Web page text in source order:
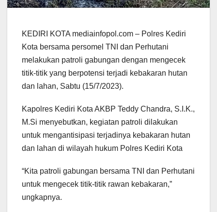
KEDIRI KOTA mediainfopol.com – Polres Kediri
Kota bersama persomel TNI dan Perhutani
melakukan patroli gabungan dengan mengecek
titik-titik yang berpotensi terjadi kebakaran hutan
dan lahan, Sabtu (15/7/2023).
Kapolres Kediri Kota AKBP Teddy Chandra, S.I.K.,
M.Si menyebutkan, kegiatan patroli dilakukan
untuk mengantisipasi terjadinya kebakaran hutan
dan lahan di wilayah hukum Polres Kediri Kota
“Kita patroli gabungan bersama TNI dan Perhutani
untuk mengecek titik-titik rawan kebakaran,”
ungkapnya.